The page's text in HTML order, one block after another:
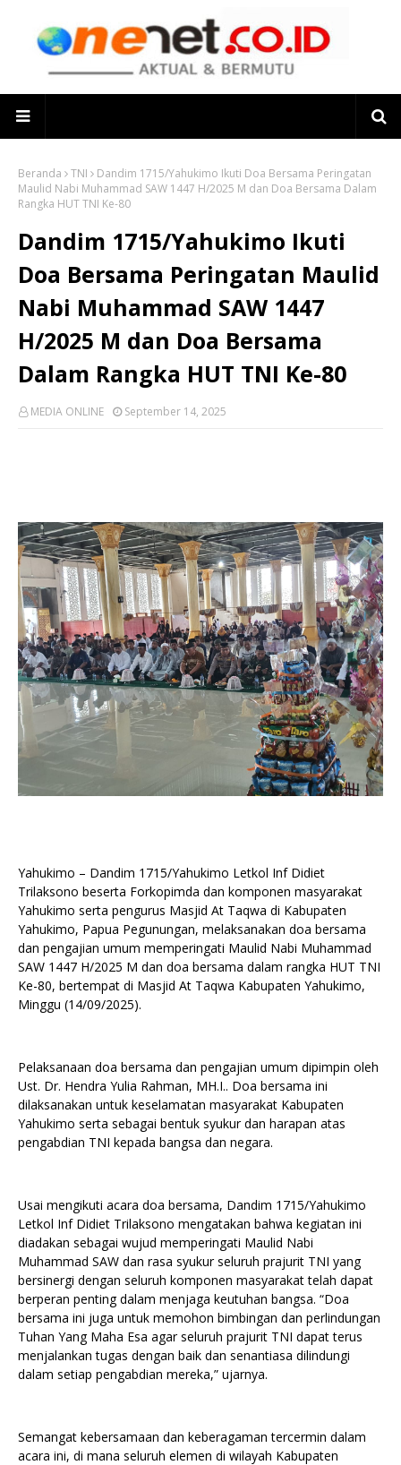
Beranda TNI
Dandim 1715/Yahukimo Ikuti Doa Bersama Peringatan
Maulid Nabi Muhammad SAW 1447 H/2025 M dan Doa Bersama Dalam
Rangka HUT TNI Ke-80
Dandim 1715/Yahukimo Ikuti
Doa Bersama Peringatan Maulid
Nabi Muhammad SAW 1447
H/2025 M dan Doa Bersama
Dalam Rangka HUT TNI Ke-80
MEDIA ONLINE September 14, 2025
Yahukimo – Dandim 1715/Yahukimo Letkol Inf Didiet
Trilaksono beserta Forkopimda dan komponen masyarakat
Yahukimo serta pengurus Masjid At Taqwa di Kabupaten
Yahukimo, Papua Pegunungan, melaksanakan doa bersama
dan pengajian umum memperingati Maulid Nabi Muhammad
SAW 1447 H/2025 M dan doa bersama dalam rangka HUT TNI
Ke-80, bertempat di Masjid At Taqwa Kabupaten Yahukimo,
Minggu (14/09/2025).
Pelaksanaan doa bersama dan pengajian umum dipimpin oleh
Ust. Dr. Hendra Yulia Rahman, MH.I.. Doa bersama ini
dilaksanakan untuk keselamatan masyarakat Kabupaten
Yahukimo serta sebagai bentuk syukur dan harapan atas
pengabdian TNI kepada bangsa dan negara.
Usai mengikuti acara doa bersama, Dandim 1715/Yahukimo
Letkol Inf Didiet Trilaksono mengatakan bahwa kegiatan ini
diadakan sebagai wujud memperingati Maulid Nabi
Muhammad SAW dan rasa syukur seluruh prajurit TNI yang
bersinergi dengan seluruh komponen masyarakat telah dapat
berperan penting dalam menjaga keutuhan bangsa. “Doa
bersama ini juga untuk memohon bimbingan dan perlindungan
Tuhan Yang Maha Esa agar seluruh prajurit TNI dapat terus
menjalankan tugas dengan baik dan senantiasa dilindungi
dalam setiap pengabdian mereka,” ujarnya.
Semangat kebersamaan dan keberagaman tercermin dalam
acara ini, di mana seluruh elemen di wilayah Kabupaten